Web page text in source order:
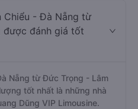
Chiểu - Đà Nẵng từ
đánh giá tốt
Nẵng từ Đức Trọng - Lâm
tốt nhất là những nhà
Dũng VIP Limousine.